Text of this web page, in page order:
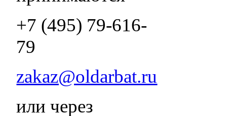
+7 (495) 79-616-
79
zakaz@oldarbat.ru
или через